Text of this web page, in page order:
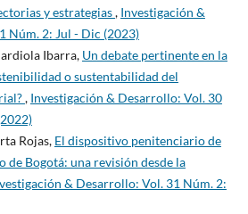
y estrategias, Investigación &
Núm. 2: Jul - Dic (2023)
Ibarra, Un debate pertinente en la
o sustentabilidad del
, Investigación & Desarrollo: Vol. 30
Rojas, El dispositivo penitenciario de
de Bogotá: una revisión desde la
& Desarrollo: Vol. 31 Núm. 2: